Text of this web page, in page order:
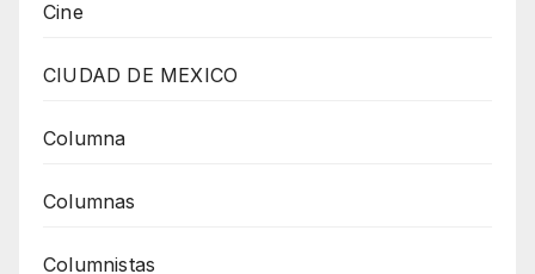
Cine
CIUDAD DE MEXICO
Columna
Columnas
Columnistas